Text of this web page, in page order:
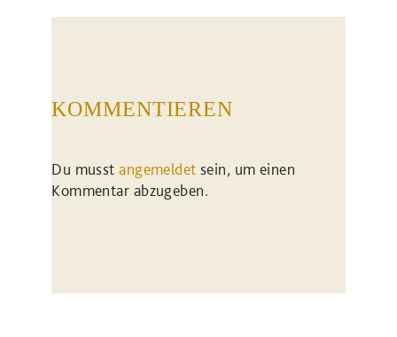
KOMMENTIEREN
Du musstangemeldet sein, um einen
Kommentar abzugeben.